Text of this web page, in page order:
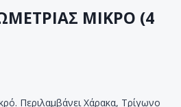
ΜΙΚΡΟ (4
Περιλαμβάνει Χάρακα, Τρίγωνο